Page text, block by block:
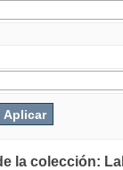
la colección: